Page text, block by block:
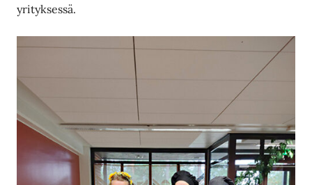
yrityksessä.